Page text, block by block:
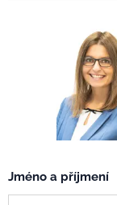
Jméno a příjmení